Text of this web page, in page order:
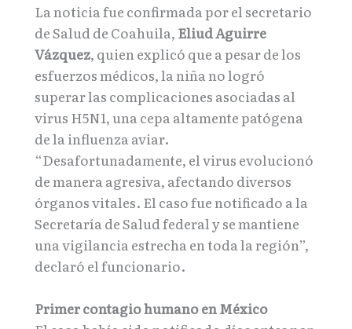
La noticia fue confirmada por el secretario
de Salud de Coahuila, Eliud Aguirre
Vázquez, quien explicó que a pesar de los
esfuerzos médicos, la niña no logró
superar las complicaciones asociadas al
virus H5N1, una cepa altamente patógena
de la influenza aviar.
“Desafortunadamente, el virus evolucionó
de manera agresiva, afectando diversos
órganos vitales. El caso fue notificado a la
Secretaría de Salud federal y se mantiene
una vigilancia estrecha en toda la región”,
declaró el funcionario.
Primer contagio humano en México